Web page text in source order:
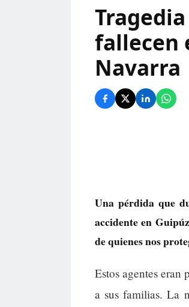
fallecen
Navarra
Una pérdida que
accidente en
de quienes nos
Estos agentes eran
a sus familias. La